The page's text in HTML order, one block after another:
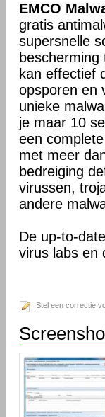
EMCO
gratis
supersnelle
kan effectief
opsporen en
unieke
je maar 10
een
met meer
bedreiging
virussen,
andere
De up-to-
virus labs en
Stel een correctie